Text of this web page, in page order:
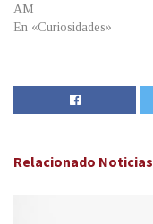
AM
En «Curiosidades»
Relacionado Noticias